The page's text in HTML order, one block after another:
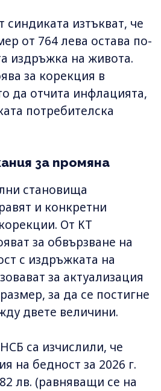
изтъкват, че
от 764 лева остава по-
издръжка на живота.
за корекция в
да отчита инфлацията,
потребителска
за промяна
становища
и конкретни
От КТ
за обвързване на
с издръжката на
за актуализация
за да се постигне
двете величини.
са изчислили, че
на бедност за 2026 г.
лв. (равняващи се на